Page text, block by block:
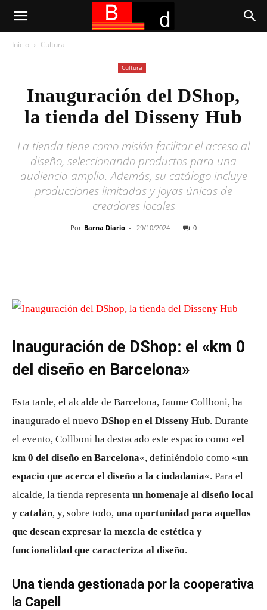
Inicio Cultura
Cultura
Inauguración del DShop,
la tienda del Disseny Hub
La tienda tiene como misión facilitar el acceso al
diseño, seleccionando productos para una
audiencia amplia. Además, su catálogo incluye
producciones limitadas y joyas únicas de
creadores locales
Por Barna Diario - 29/10/2024 0
Inauguración de DShop: el «km 0
del diseño en Barcelona»
Esta tarde, el alcalde de Barcelona, ​​Jaume Collboni, ha
inaugurado el nuevo DShop en el Disseny Hub. Durante
el evento, Collboni ha destacado este espacio como «el
km 0 del diseño en Barcelona«, definiéndolo como «un
espacio que acerca el diseño a la ciudadanía«. Para el
alcalde, la tienda representa un homenaje al diseño local
y catalán, y, sobre todo, una oportunidad para aquellos
que desean expresar la mezcla de estética y
funcionalidad que caracteriza al diseño.
Una tienda gestionada por la cooperativa
la Capell